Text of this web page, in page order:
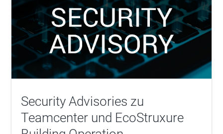
Security Advisories zu
Teamcenter und EcoStruxure